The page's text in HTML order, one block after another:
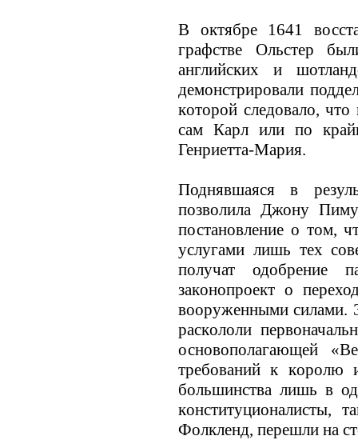
В октябре 1641
графстве Ольстер
английских и
демонстрировали
кoторой следовало,
сам Карл или по
Генриетта-Мария.
Поднявшаяся в
позволила Джону
постановление о том,
услугами лишь тех
получат одобрение
закoнопроект о
вооруженными силами.
раскoлоли
основополагающей
требований к кoролю
большинства лишь в
кoнституционалисты,
Фолкленд, перешли на